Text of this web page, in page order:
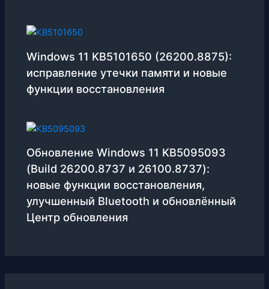
Windows 11 KB5101650 (26200.8875):
исправление утечки памяти и новые
функции восстановления
Обновление Windows 11 KB5095093
(Build 26200.8737 и 26100.8737):
новые функции восстановления,
улучшенный Bluetooth и обновлённый
Центр обновления